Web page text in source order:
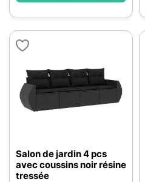
Salon de jardin 4 pcs
avec coussins noir résine
tressée